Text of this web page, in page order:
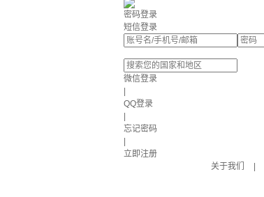
密码登录
短信登录
微信登录
QQ登录
忘记密码
立即注册
关于我们